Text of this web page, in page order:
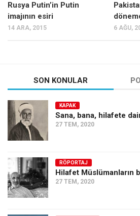
Rusya Putin’in Putin
imajının esiri
14 ARA, 2015 6 AĞU,
SON KONULAR
KAPAK
Sana, bana, hilafete
27 TEM, 2020
RÖPORTAJ
Hilafet Müslümanların
27 TEM, 2020